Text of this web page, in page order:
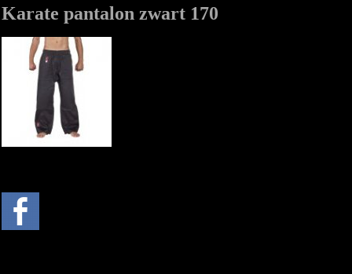
Karate pantalon zwart 170